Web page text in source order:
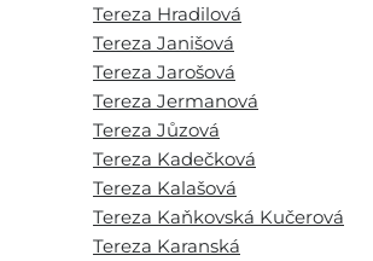
Tereza Hradilová
Tereza Janišová
Tereza Jarošová
Tereza Jermanová
Tereza Jůzová
Tereza Kadečková
Tereza Kalašová
Tereza Kaňkovská Kučerová
Tereza Karanská